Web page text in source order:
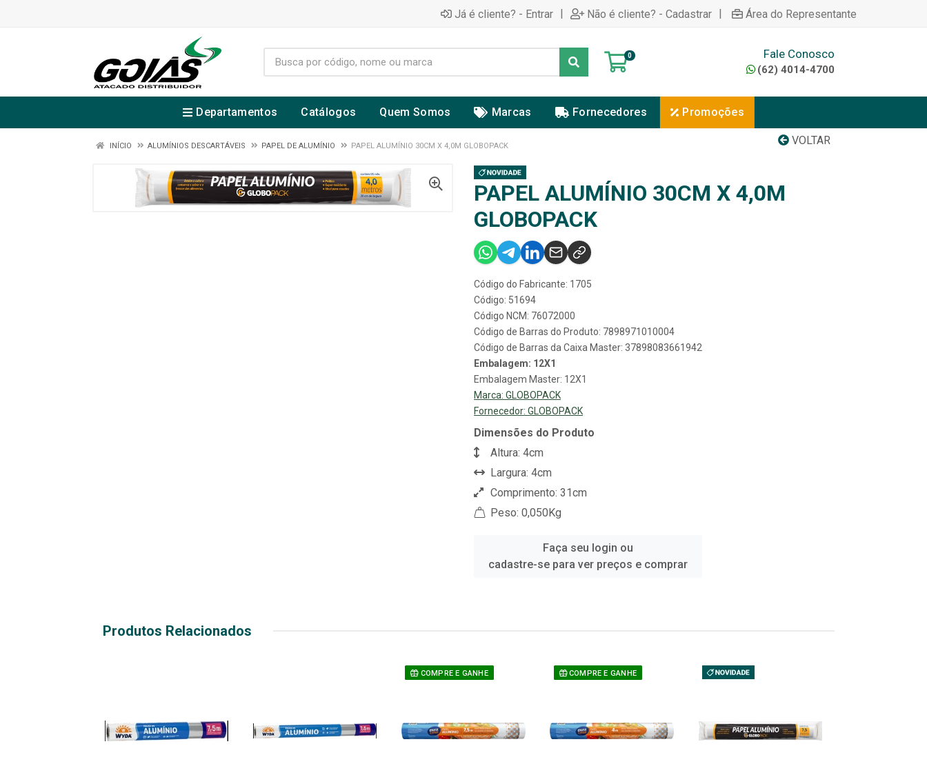
Já é cliente? - Entrar | Não é cliente? - Cadastrar | Área do Representante
0 Fale Conosco
(62) 4014-4700
Departamentos Catálogos Quem Somos Marcas Fornecedores Promoções
VOLTAR
INÍCIO ALUMÍNIOS DESCARTÁVEIS PAPEL DE ALUMÍNIO PAPEL ALUMÍNIO 30CM X 4,0M GLOBOPACK
PAPEL ALUMÍNIO 30CM X 4,0M
GLOBOPACK
Código do Fabricante: 1705
Código: 51694
Código NCM: 76072000
Código de Barras do Produto: 7898971010004
Código de Barras da Caixa Master: 37898083661942
Embalagem: 12X1
Embalagem Master: 12X1
Marca: GLOBOPACK
Fornecedor: GLOBOPACK
Dimensões do Produto
Altura: 4cm
Largura: 4cm
Comprimento: 31cm
Peso: 0,050Kg
Faça seu login ou
cadastre-se para ver preços e comprar
Produtos Relacionados
COMPRE E GANHE COMPRE E GANHE